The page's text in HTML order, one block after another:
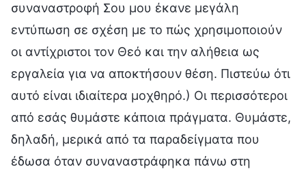
συναναστροφή Σου μου έκανε μεγάλη
εντύπωση σε σχέση με το πώς χρησιμοποιούν
οι αντίχριστοι τον Θεό και την αλήθεια ως
εργαλεία για να αποκτήσουν θέση. Πιστεύω ότι
αυτό είναι ιδιαίτερα μοχθηρό.) Οι περισσότεροι
από εσάς θυμάστε κάποια πράγματα. Θυμάστε,
δηλαδή, μερικά από τα παραδείγματα που
έδωσα όταν συναναστράφηκα πάνω στη